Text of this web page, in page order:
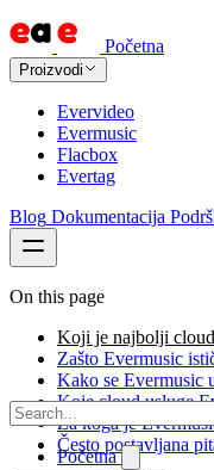
Početna
Proizvodi
Evervideo
Evermusic
Flacbox
Evertag
Blog Dokumentacija
Početna
On this page
Koji je najbolji
Zašto Evermusic
Kako se Evermusic
Koje cloud usluge
Za koga je
Često postavljana